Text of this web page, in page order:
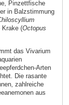
Pinzettfische
in Balzstimmung
Krake (Octopus
das Vivarium
Arten
Die rasante
zahlreiche
aus